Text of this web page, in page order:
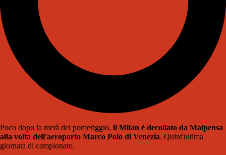
Poco dopo la metà del pomeriggio, il Milan è decollato da Malpensa
alla volta dell'aeroporto Marco Polo di Venezia. Quint'ultima
giornata di campionato.